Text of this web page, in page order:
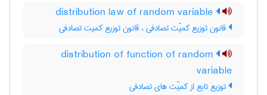
قانون توزیع کمیّت تصادفی ، قانون توزیع کمیت تصادفی
distribution of function of random
variable
توزیع تابع از کمیّت های تصادفی